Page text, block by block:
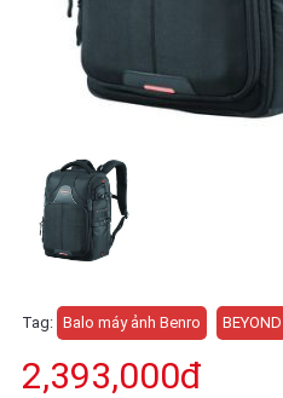
Tag: Balo máy ảnh Benro BEYOND
2,393,000đ